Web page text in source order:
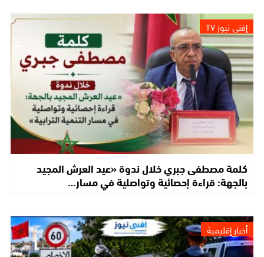
إفني نيوز TV
كلمة مصطفى جبري خلال ندوة «عيد العرش المجيد
بالجهة: قراءة إحصائية وتواصلية في مسار…
أخبار إقليمية